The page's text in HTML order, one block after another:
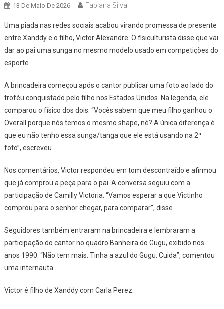
13 De Maio De 2026 Fabiana Silva
Uma piada nas redes sociais acabou virando promessa de presente
entre Xanddy e o filho, Victor Alexandre. O fisiculturista disse que vai
dar ao pai uma sunga no mesmo modelo usado em competições do
esporte.
A brincadeira começou após o cantor publicar uma foto ao lado do
troféu conquistado pelo filho nos Estados Unidos. Na legenda, ele
comparou o físico dos dois. “Vocês sabem que meu filho ganhou o
Overall porque nós temos o mesmo shape, né? A única diferença é
que eu não tenho essa sunga/tanga que ele está usando na 2ª
foto”, escreveu.
Nos comentários, Victor respondeu em tom descontraído e afirmou
que já comprou a peça para o pai. A conversa seguiu com a
participação de Camilly Victoria. “Vamos esperar a que Victinho
comprou para o senhor chegar, para comparar”, disse.
Seguidores também entraram na brincadeira e lembraram a
participação do cantor no quadro Banheira do Gugu, exibido nos
anos 1990. “Não tem mais. Tinha a azul do Gugu. Cuida”, comentou
uma internauta.
Victor é filho de Xanddy com Carla Perez.